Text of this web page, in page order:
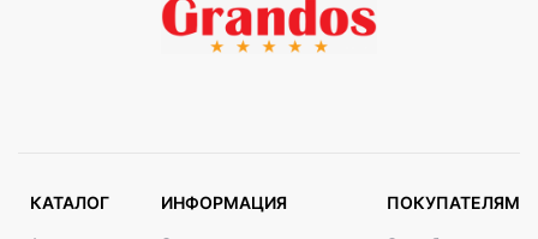
КАТАЛОГ ИНФОРМАЦИЯ ПОКУПАТЕЛЯМ